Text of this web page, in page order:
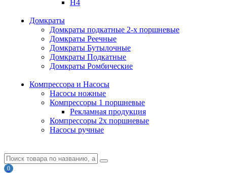
H4
Домкраты
Домкраты подкатные 2-х поршневые
Домкраты Реечные
Домкраты Бутылочные
Домкраты Подкатные
Домкраты Ромбические
Компрессора и Насосы
Насосы ножные
Компрессоры 1 поршневые
Рекламная продукция
Компрессоры 2х поршневые
Насосы ручные
0